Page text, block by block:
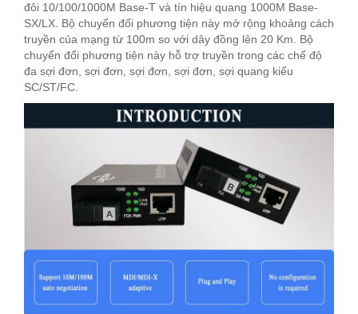
đôi 10/100/1000M Base-T và tín hiệu quang 1000M Base-
SX/LX. Bộ chuyển đổi phương tiện này mở rộng khoảng cách
truyền của mạng từ 100m so với dây đồng lên 20 Km. Bộ
chuyển đổi phương tiện này hỗ trợ truyền trong các chế độ
đa sợi đơn, sợi đơn, sợi đơn, sợi đơn, sợi quang kiểu
SC/ST/FC.